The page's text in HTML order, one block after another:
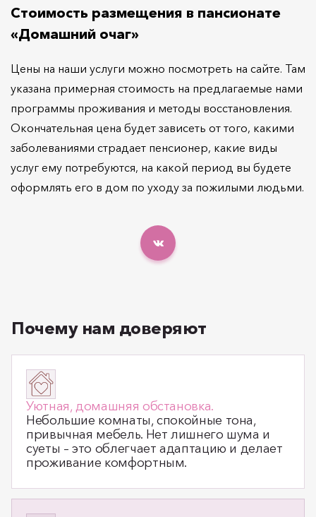
Стоимость размещения в пансионате
«Домашний очаг»
Цены на наши услуги можно посмотреть на сайте. Там
указана примерная стоимость на предлагаемые нами
программы проживания и методы восстановления.
Окончательная цена будет зависеть от того, какими
заболеваниями страдает пенсионер, какие виды
услуг ему потребуются, на какой период вы будете
оформлять его в дом по уходу за пожилыми людьми.
Почему нам доверяют
Уютная, домашняя обстановка.
Небольшие комнаты, спокойные тона,
привычная мебель. Нет лишнего шума и
суеты – это облегчает адаптацию и делает
проживание комфортным.